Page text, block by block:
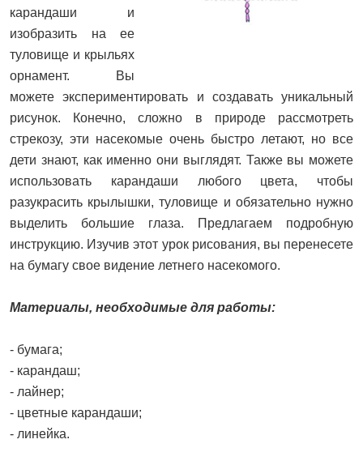
карандаши и
изобразить на ее
туловище и крыльях
орнамент. Вы
можете экспериментировать и создавать уникальный
рисунок. Конечно, сложно в природе рассмотреть
стрекозу, эти насекомые очень быстро летают, но все
дети знают, как именно они выглядят. Также вы можете
использовать карандаши любого цвета, чтобы
разукрасить крылышки, туловище и обязательно нужно
выделить большие глаза. Предлагаем подробную
инструкцию. Изучив этот урок рисования, вы перенесете
на бумагу свое видение летнего насекомого.
Материалы, необходимые для работы:
- бумага;
- карандаш;
- лайнер;
- цветные карандаши;
- линейка.